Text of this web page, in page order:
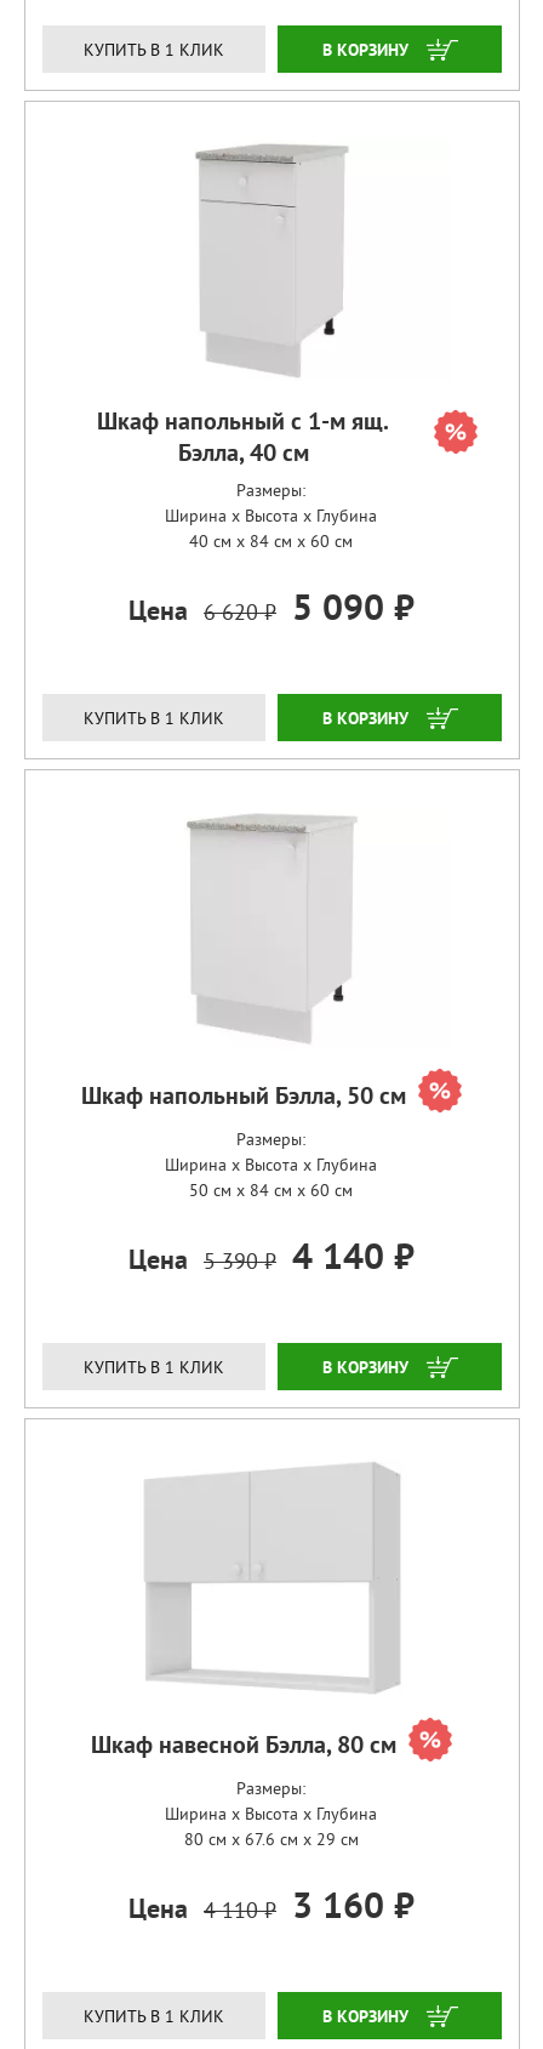
КУПИТЬ В 1 КЛИК ЗАКАЗАТЬ
Шкаф напольный с 1-м ящ.
Бэлла, 40 см
Размеры:
Ширина x Высота x Глубина
40 см x 84 см x 60 см
Цена 6 620 ₽ 5 090 ₽
КУПИТЬ В 1 КЛИК ЗАКАЗАТЬ
Шкаф напольный Бэлла, 50 см
Размеры:
Ширина x Высота x Глубина
50 см x 84 см x 60 см
Цена 5 390 ₽ 4 140 ₽
КУПИТЬ В 1 КЛИК ЗАКАЗАТЬ
Шкаф навесной Бэлла, 80 см
Размеры:
Ширина x Высота x Глубина
80 см x 67.6 см x 29 см
Цена 4 110 ₽ 3 160 ₽
КУПИТЬ В 1 КЛИК ЗАКАЗАТЬ